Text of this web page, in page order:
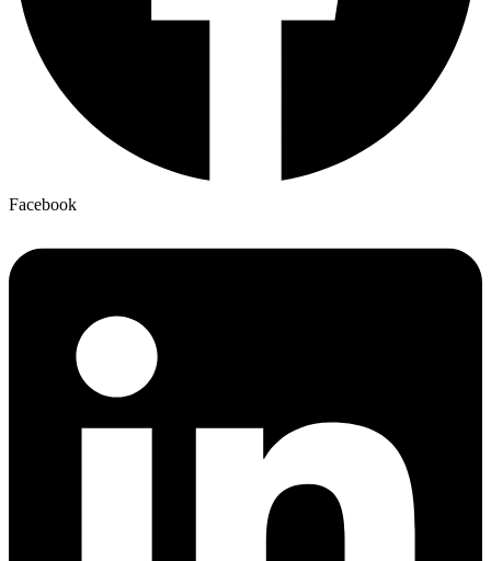
Facebook